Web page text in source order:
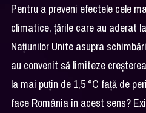
Pentru a preveni efectele cele
climatice, țările care au aderat
Națiunilor Unite asupra
au convenit să limiteze
la mai puțin de 1,5 °C față de
face România în acest sens?